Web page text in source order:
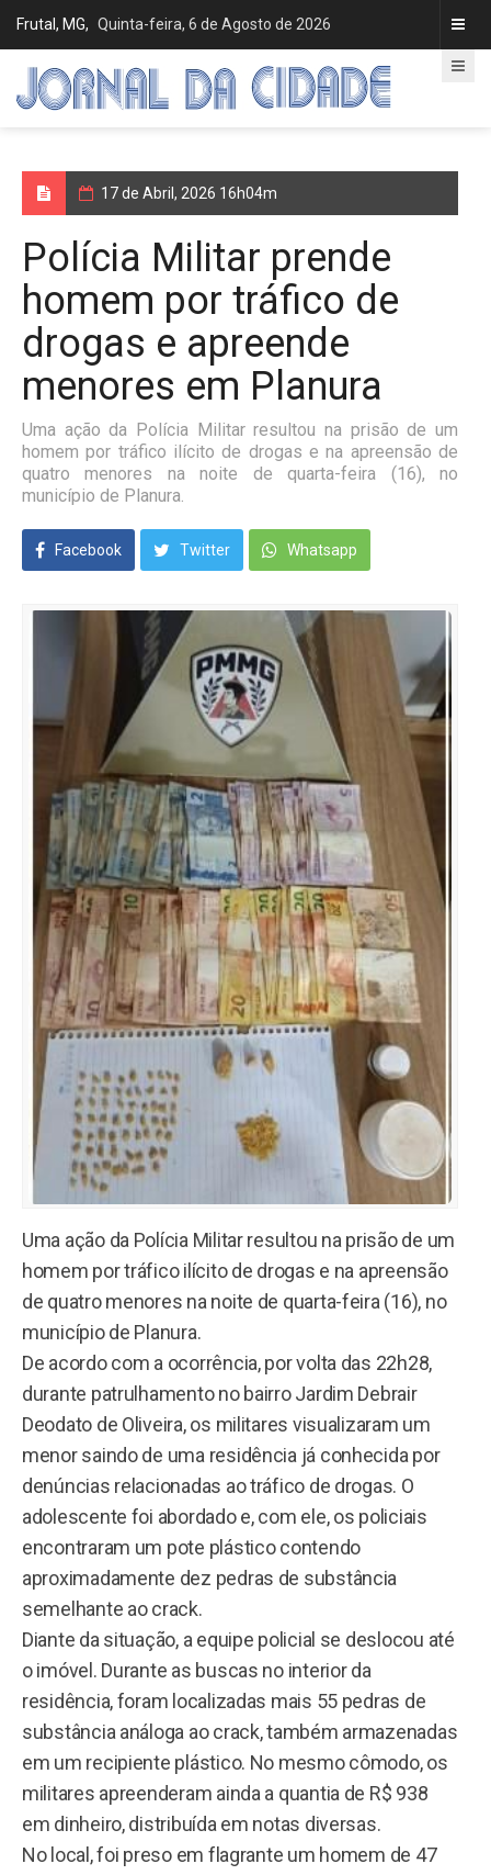
Frutal, MG, Quinta-feira, 6 de Agosto de 2026
17 de Abril, 2026 16h04m
Polícia Militar prende
homem por tráfico de
drogas e apreende
menores em Planura
Uma ação da Polícia Militar resultou na prisão de um
homem por tráfico ilícito de drogas e na apreensão de
quatro menores na noite de quarta-feira (16), no
município de Planura.
Facebook Twitter Whatsapp
Uma ação da Polícia Militar resultou na prisão de um
homem por tráfico ilícito de drogas e na apreensão
de quatro menores na noite de quarta-feira (16), no
município de Planura.
De acordo com a ocorrência, por volta das 22h28,
durante patrulhamento no bairro Jardim Debrair
Deodato de Oliveira, os militares visualizaram um
menor saindo de uma residência já conhecida por
denúncias relacionadas ao tráfico de drogas. O
adolescente foi abordado e, com ele, os policiais
encontraram um pote plástico contendo
aproximadamente dez pedras de substância
semelhante ao crack.
Diante da situação, a equipe policial se deslocou até
o imóvel. Durante as buscas no interior da
residência, foram localizadas mais 55 pedras de
substância análoga ao crack, também armazenadas
em um recipiente plástico. No mesmo cômodo, os
militares apreenderam ainda a quantia de R$ 938
em dinheiro, distribuída em notas diversas.
No local, foi preso em flagrante um homem de 47